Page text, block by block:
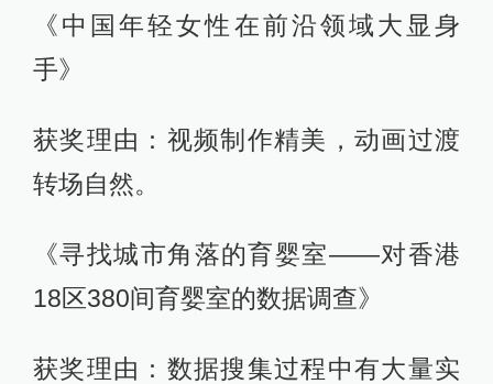
《中国年轻女性在前沿领域大显身
手》
获奖理由：视频制作精美，动画过渡
转场自然。
《寻找城市角落的育婴室——对香港
18区380间育婴室的数据调查》
获奖理由：数据搜集过程中有大量实